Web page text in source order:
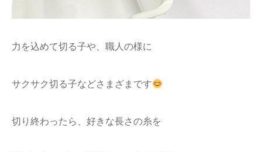
力を込めて切る子や、職人の様に
サクサク切る子などさまざまです
切り終わったら、好きな長さの糸を